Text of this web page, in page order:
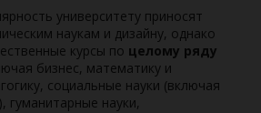
университету приносят
наукам и дизайну, однако
курсы по целому ряду
бизнес, математику и
социальные науки (включая
гуманитарные науки,